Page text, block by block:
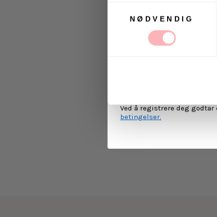
NØDVENDIG
Ja, jeg samtykker til at
Ved å registrere deg godtar
betingelser.